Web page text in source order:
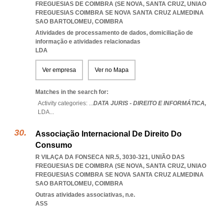
FREGUESIAS DE COIMBRA (SE NOVA, SANTA CRUZ, UNIAO
FREGUESIAS COIMBRA SE NOVA SANTA CRUZ ALMEDINA
SAO BARTOLOMEU, COIMBRA
Atividades de processamento de dados, domiciliação de
informação e atividades relacionadas
LDA
Ver empresa Ver no Mapa
Matches in the search for:
Activity categories: ...DATA JURIS - DIREITO E INFORMÁTICA,
LDA...
Associação Internacional De Direito Do
Consumo
R VILAÇA DA FONSECA NR.5, 3030-321, UNIÃO DAS
FREGUESIAS DE COIMBRA (SE NOVA, SANTA CRUZ, UNIAO
FREGUESIAS COIMBRA SE NOVA SANTA CRUZ ALMEDINA
SAO BARTOLOMEU, COIMBRA
Outras atividades associativas, n.e.
ASS